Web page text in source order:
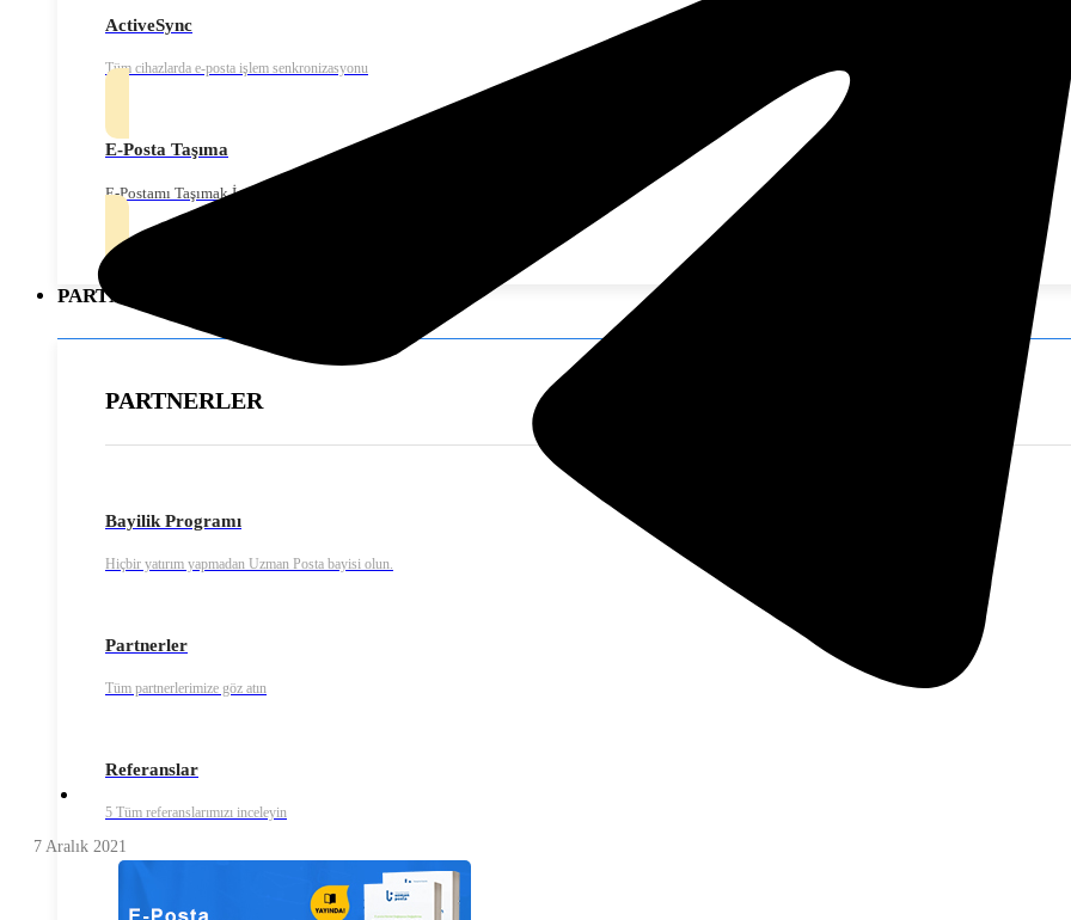
ActiveSync
Tüm cihazlarda e-posta işlem senkronizasyonu
E-Posta Taşıma
E-Postamı Taşımak İstiyorum
PARTNERLER
PARTNERLER
Bayilik Programı
Hiçbir yatırım yapmadan Uzman Posta bayisi olun.
Partnerler
Tüm partnerlerimize göz atın
Referanslar
5 Tüm referanslarımızı inceleyin
7 Aralık 2021